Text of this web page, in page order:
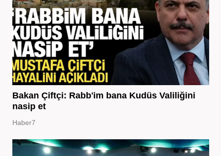
Bakan Çiftçi: Rabb'im bana Kudüs Valiliğini
nasip et
Haber7